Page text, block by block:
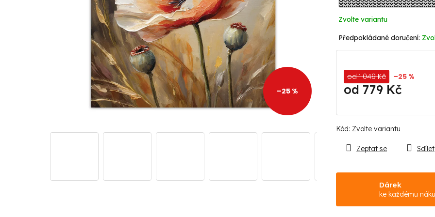
–25 %
Kód: Zvolte variantu
Zvolte variantu
od 1 049 Kč –25 %
od 779 Kč
Dárek
ke každému
Zeptat se Sdílet